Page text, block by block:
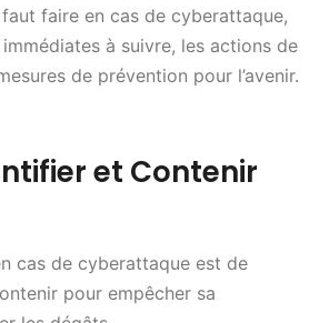
faire en cas de cyberattaque,
à suivre, les actions de
de prévention pour l’avenir.
et Contenir
cas de cyberattaque est de
pour empêcher sa